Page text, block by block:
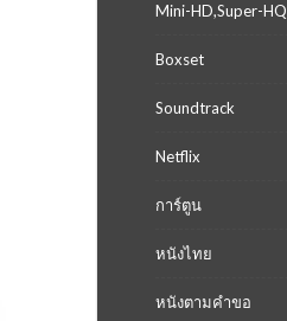
Mini-HD,Super-HQ
Boxset
Soundtrack
Netflix
การ์ตูน
หนังไทย
หนังตามคำขอ